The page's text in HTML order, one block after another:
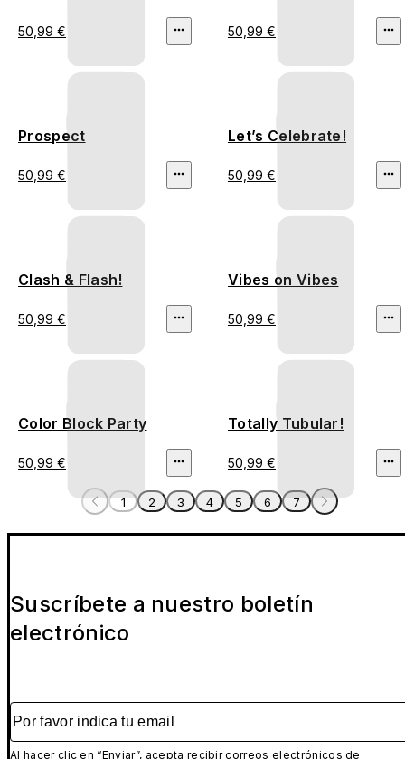
50,99 € 50,99 €
Prospect
50,99 €
Let’s Celebrate!
50,99 €
Clash & Flash!
50,99 €
Vibes on Vibes
50,99 €
Color Block Party
50,99 €
Totally Tubular!
50,99 €
1 2 3 4 5 6 7
Suscríbete a nuestro boletín
electrónico
Por favor indica tu email
Al hacer clic en “Enviar”, acepta recibir correos electrónicos de